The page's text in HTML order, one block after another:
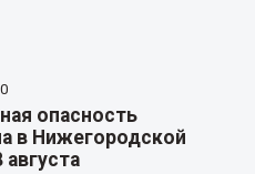
опасность
в Нижегородской
августа